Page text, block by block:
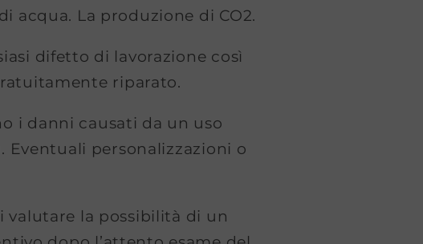
acqua. La produzione di CO2.
difetto di lavorazione così
riparato.
i danni causati da un uso
personalizzazioni o
valutare la possibilità di un